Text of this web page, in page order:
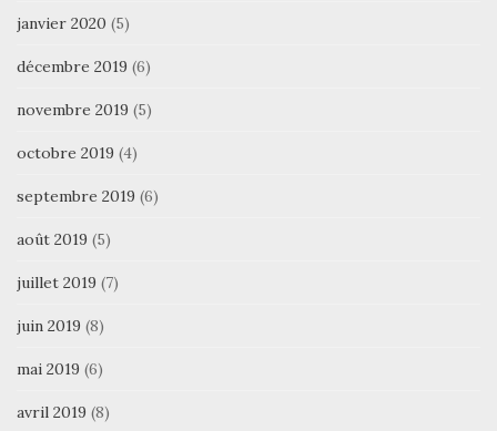
janvier 2020 (5)
décembre 2019 (6)
novembre 2019 (5)
octobre 2019 (4)
septembre 2019 (6)
août 2019 (5)
juillet 2019 (7)
juin 2019 (8)
mai 2019 (6)
avril 2019 (8)